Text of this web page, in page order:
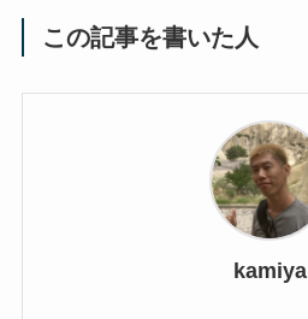
この記事を書いた人
kamiya